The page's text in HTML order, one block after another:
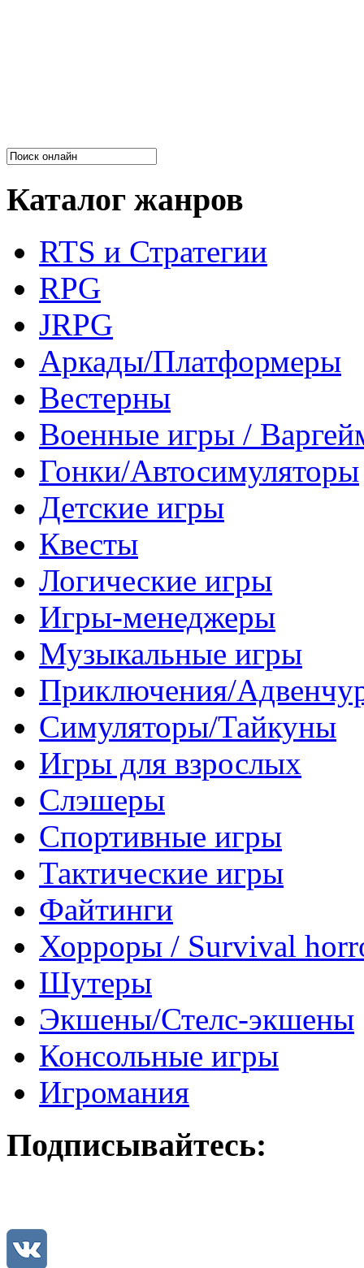
Каталог жанров
RTS и Стратегии
RPG
JRPG
Аркады/Платформеры
Вестерны
Военные игры /
Гонки/Автосимуляторы
Детские игры
Квесты
Логические игры
Игры-менеджеры
Музыкальные игры
Приключения/
Симуляторы/Тайкуны
Игры для взрослых
Слэшеры
Спортивные игры
Тактические игры
Файтинги
Хорроры / Survival
Шутеры
Экшены/Стелс-экшены
Консольные игры
Игромания
Подписывайтесь: